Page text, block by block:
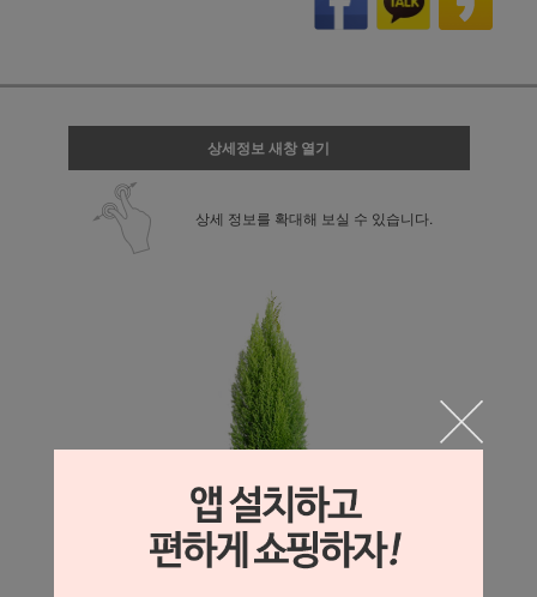
상세정보 새창 열기
상세 정보를 확대해 보실 수 있습니다.